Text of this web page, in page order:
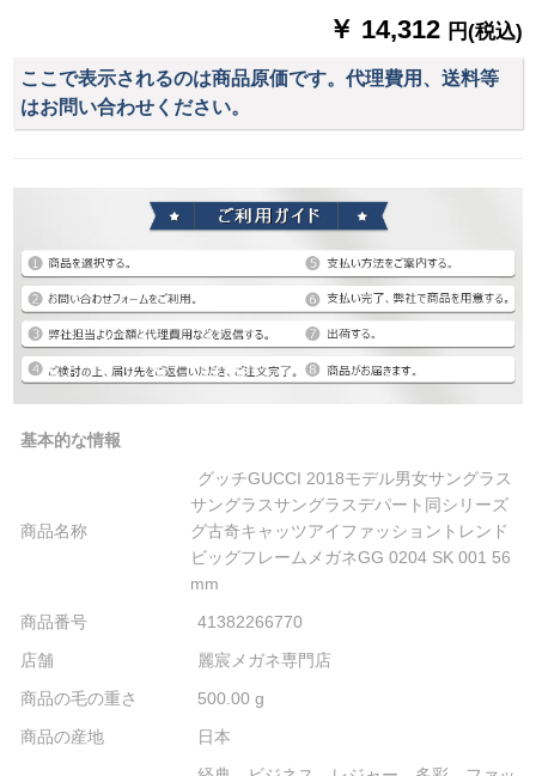
￥ 14,312 円(税込)
ここで表示されるのは商品原価です。代理費用、送料等
はお問い合わせください。
基本的な情報
商品名称
グッチGUCCI 2018モデル男女サングラス
サングラスサングラスデパート同シリーズ
グ古奇キャッツアイファッショントレンド
ビッグフレームメガネGG 0204 SK 001 56
mm
商品番号
41382266770
店舗
麗宸メガネ専門店
商品の毛の重さ
500.00 g
商品の産地
日本